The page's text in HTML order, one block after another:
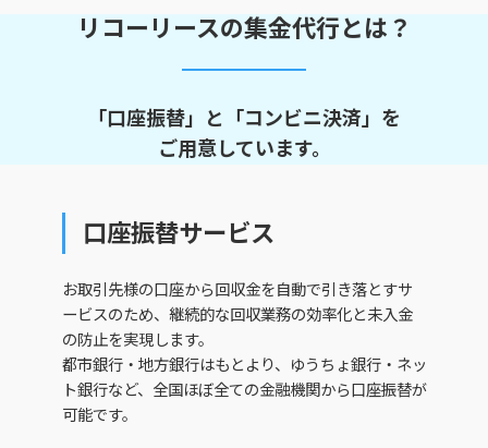
リコーリースの集金代行とは？
「口座振替」と「コンビニ決済」を
ご用意しています。
口座振替サービス
お取引先様の口座から回収金を自動で引き落とすサ
ービスのため、継続的な回収業務の効率化と未入金
の防止を実現します。
都市銀行・地方銀行はもとより、ゆうちょ銀行・ネッ
ト銀行など、全国ほぼ全ての金融機関から口座振替が
可能です。